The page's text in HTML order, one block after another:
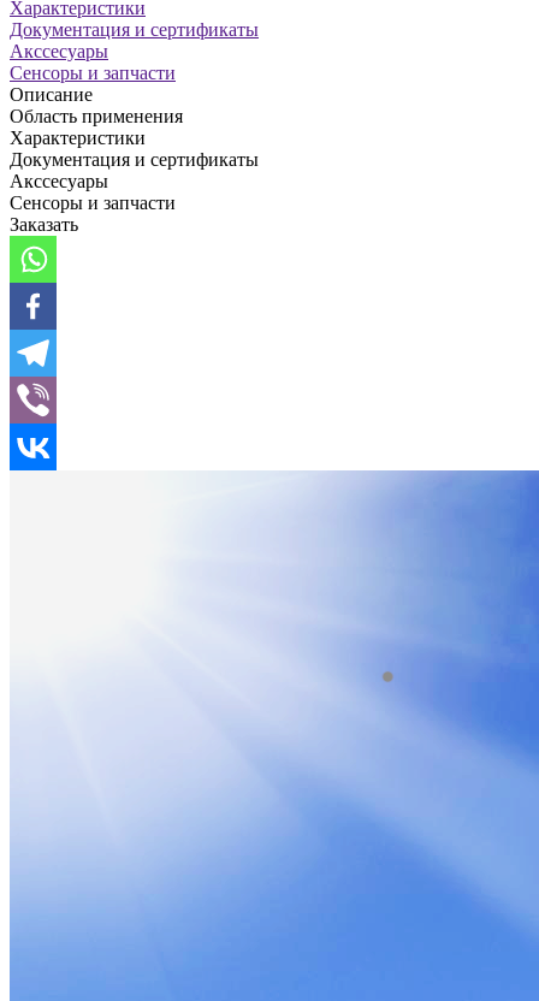
Характеристики
Документация и сертификаты
Акссесуары
Сенсоры и запчасти
Описание
Область применения
Характеристики
Документация и сертификаты
Акссесуары
Сенсоры и запчасти
Заказать